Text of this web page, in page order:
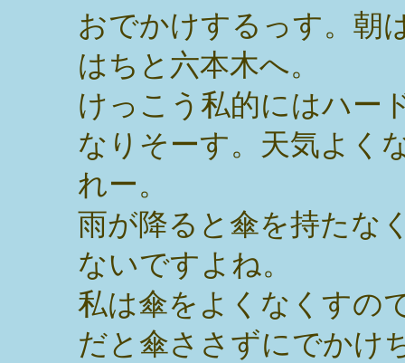
おでかけするっす。朝
はちと六本木へ。
けっこう私的にはハー
なりそーす。天気よく
れー。
雨が降ると傘を持たな
ないですよね。
私は傘をよくなくすの
だと傘ささずにでかけ